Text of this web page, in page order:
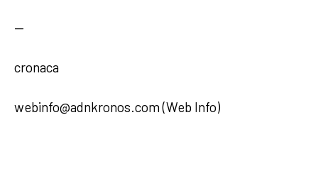
—
cronaca
webinfo@adnkronos.com (Web Info)